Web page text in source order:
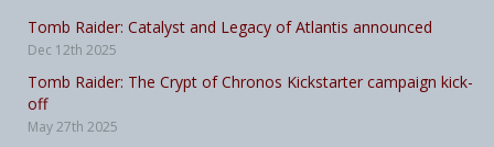
Tomb Raider: Catalyst and Legacy of Atlantis announced
Dec 12th 2025
Tomb Raider: The Crypt of Chronos Kickstarter campaign kick-
off
May 27th 2025